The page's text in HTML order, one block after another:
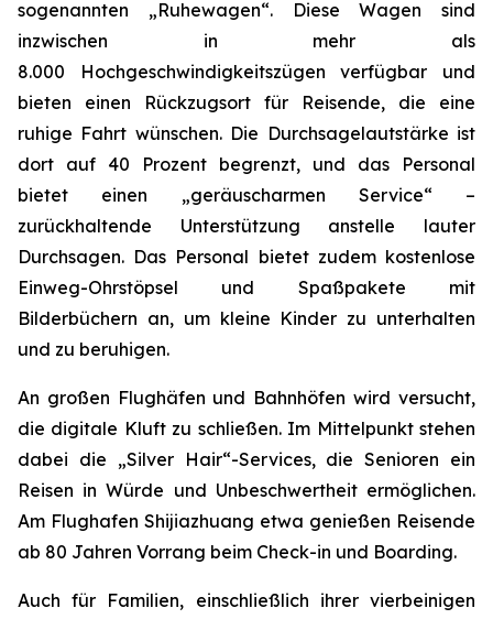
sogenannten „Ruhewagen“. Diese Wagen sind
inzwischen in mehr als
8.000 Hochgeschwindigkeitszügen verfügbar und
bieten einen Rückzugsort für Reisende, die eine
ruhige Fahrt wünschen. Die Durchsagelautstärke ist
dort auf 40 Prozent begrenzt, und das Personal
bietet einen „geräuscharmen Service“ –
zurückhaltende Unterstützung anstelle lauter
Durchsagen. Das Personal bietet zudem kostenlose
Einweg-Ohrstöpsel und Spaßpakete mit
Bilderbüchern an, um kleine Kinder zu unterhalten
und zu beruhigen.
An großen Flughäfen und Bahnhöfen wird versucht,
die digitale Kluft zu schließen. Im Mittelpunkt stehen
dabei die „Silver Hair“-Services, die Senioren ein
Reisen in Würde und Unbeschwertheit ermöglichen.
Am Flughafen Shijiazhuang etwa genießen Reisende
ab 80 Jahren Vorrang beim Check-in und Boarding.
Auch für Familien, einschließlich ihrer vierbeinigen